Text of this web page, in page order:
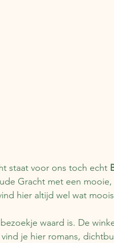
staat voor ons toch echt
Gracht met een mooie,
hier altijd wel wat
waard is. De
je hier romans,